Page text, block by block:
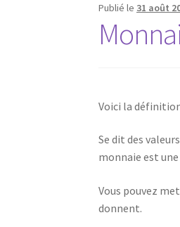
Publié le 31 août
Voici la
Se dit des
monnaie est
Vous pouvez
donnent.